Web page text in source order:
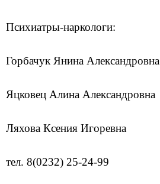
Психиатры-наркологи:
Горбачук Янина Александровна
Яцковец Алина Александровна
Ляхова Ксения Игоревна
тел. 8(0232) 25-24-99